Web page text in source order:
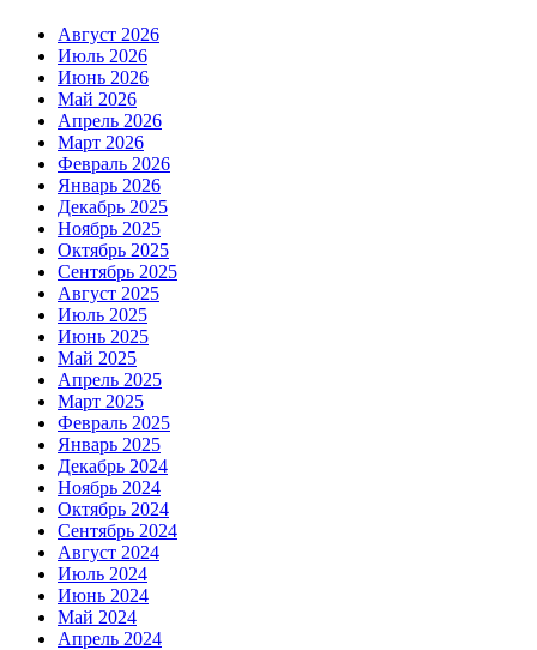
Август 2026
Июль 2026
Июнь 2026
Май 2026
Апрель 2026
Март 2026
Февраль 2026
Январь 2026
Декабрь 2025
Ноябрь 2025
Октябрь 2025
Сентябрь 2025
Август 2025
Июль 2025
Июнь 2025
Май 2025
Апрель 2025
Март 2025
Февраль 2025
Январь 2025
Декабрь 2024
Ноябрь 2024
Октябрь 2024
Сентябрь 2024
Август 2024
Июль 2024
Июнь 2024
Май 2024
Апрель 2024